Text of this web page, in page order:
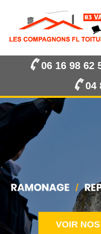
06 16 98 62
04
VOIR